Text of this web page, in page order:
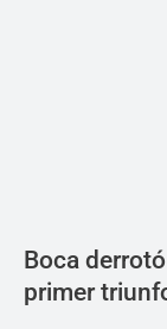
Boca
primer